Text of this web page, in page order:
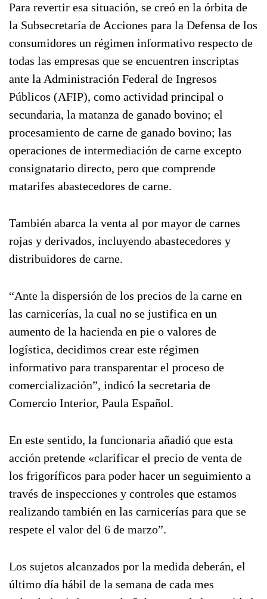
Para revertir esa situación, se creó en la órbita de
la Subsecretaría de Acciones para la Defensa de los
consumidores un régimen informativo respecto de
todas las empresas que se encuentren inscriptas
ante la Administración Federal de Ingresos
Públicos (AFIP), como actividad principal o
secundaria, la matanza de ganado bovino; el
procesamiento de carne de ganado bovino; las
operaciones de intermediación de carne excepto
consignatario directo, pero que comprende
matarifes abastecedores de carne.
También abarca la venta al por mayor de carnes
rojas y derivados, incluyendo abastecedores y
distribuidores de carne.
“Ante la dispersión de los precios de la carne en
las carnicerías, la cual no se justifica en un
aumento de la hacienda en pie o valores de
logística, decidimos crear este régimen
informativo para transparentar el proceso de
comercialización”, indicó la secretaria de
Comercio Interior, Paula Español.
En este sentido, la funcionaria añadió que esta
acción pretende «clarificar el precio de venta de
los frigoríficos para poder hacer un seguimiento a
través de inspecciones y controles que estamos
realizando también en las carnicerías para que se
respete el valor del 6 de marzo”.
Los sujetos alcanzados por la medida deberán, el
último día hábil de la semana de cada mes